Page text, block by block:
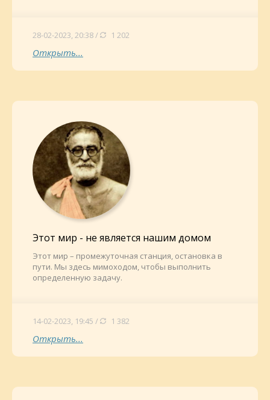
28-02-2023, 20:38 / 1 202
Открыть...
Этот мир - не является нашим домом
Этот мир – промежуточная станция, остановка в
пути. Мы здесь мимоходом, чтобы выполнить
определенную задачу.
14-02-2023, 19:45 / 1 382
Открыть...